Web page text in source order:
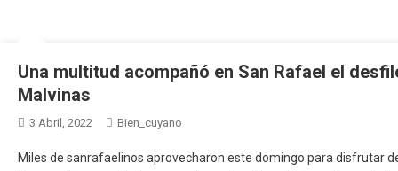
Una multitud acompañó en San Rafael el
Malvinas
3 Abril, 2022 Bien_cuyano
Miles de sanrafaelinos aprovecharon este domingo para disfrutar